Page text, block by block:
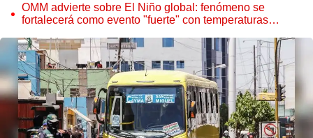
OMM advierte sobre El Niño global: fenómeno se
fortalecerá como evento "fuerte" con temperaturas